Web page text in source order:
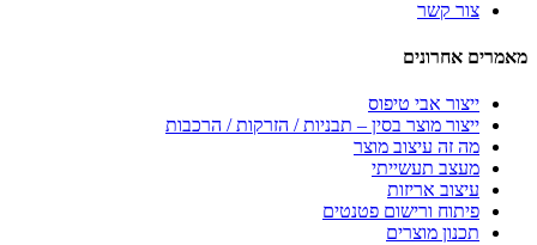
צור קשר
מאמרים אחרונים
ייצור אבי טיפוס
ייצור מוצר בסין – תבניות / הזרקות / הרכבות
מה זה עיצוב מוצר
מעצב תעשייתי
עיצוב אריזות
פיתוח ורישום פטנטים
תכנון מוצרים